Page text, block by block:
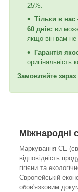
Міжнародні
Маркування CE
відповідність
гігієни та
Європейській
обов'язковим
25%.
Тільки в
60 днів: ви
якщо він вам не
Гарантія
оригінальність
Замовляйте зараз